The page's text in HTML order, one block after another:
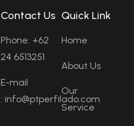
Contact Us
Phone: +62
24 6513251
E-mail
: info@ptperfilado.com
Quick Link
Home
About Us
Our
Service